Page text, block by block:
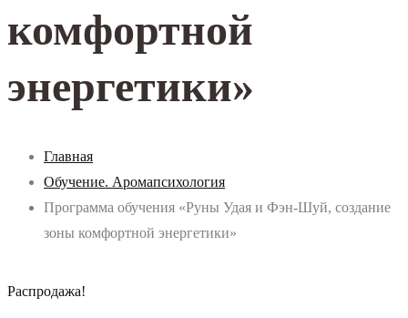
комфортной
энергетики»
Главная
Обучение. Аромапсихология
Программа обучения «Руны Удая и Фэн-Шуй, создание
зоны комфортной энергетики»
Распродажа!